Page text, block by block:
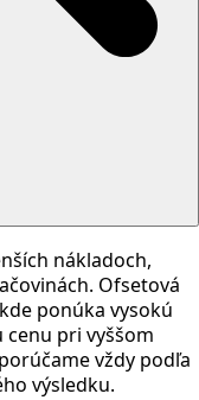
nákladoch,
Ofsetová
ponúka vysokú
pri vyššom
vždy podľa
výsledku.